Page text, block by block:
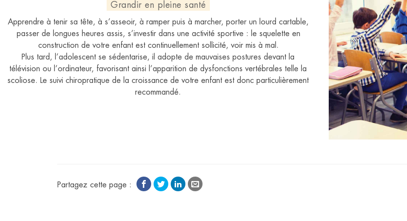
Grandir en pleine santé
Apprendre à tenir sa tête, à s’asseoir, à ramper puis à marcher, porter un lourd cartable,
passer de longues heures assis, s’investir dans une activité sportive : le squelette en
construction de votre enfant est continuellement sollicité, voir mis à mal.
Plus tard, l’adolescent se sédentarise, il adopte de mauvaises postures devant la
télévision ou l’ordinateur, favorisant ainsi l’apparition de dysfonctions vertébrales telle la
scoliose. Le suivi chiropratique de la croissance de votre enfant est donc particulièrement
recommandé.
Partagez cette page :